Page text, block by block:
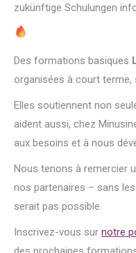
zukünftige Schulungen
Des formations basiques
organisées à court
Elles soutiennent non
aident aussi, chez
aux besoins et à nous
Nous tenons à remercier
nos partenaires – sans
serait pas possible.
Inscrivez-vous sur notre